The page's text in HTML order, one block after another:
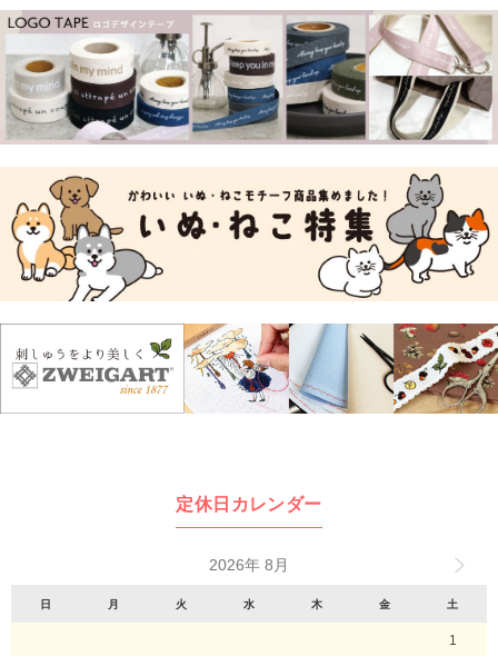
定休日カレンダー
2026年 8月
日 月 火 水 木 金 土
1